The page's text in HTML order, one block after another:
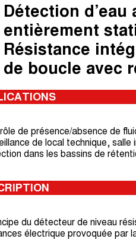
Détection dʼeau
entièrement
Résistance
de boucle avec
de présence/absence de
de local technique, salle
dans les bassins de
du détecteur de niveau
électrique provoquée par